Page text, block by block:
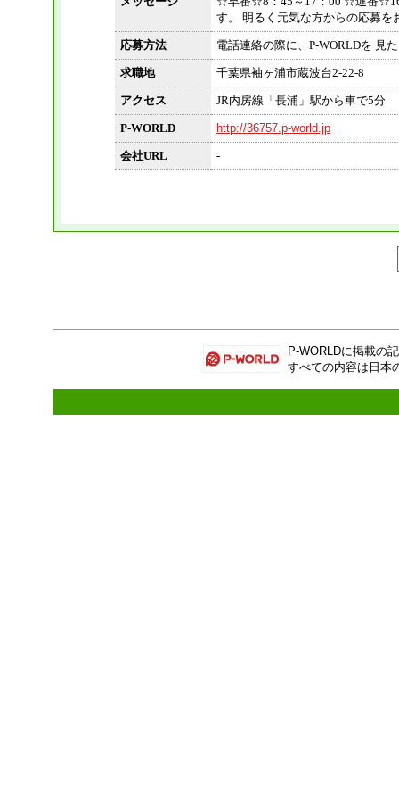
す。 明るく元気な方からの応募を
応募方法 電話連絡の際に、P-WORLDを 見
求職地 千葉県袖ヶ浦市蔵波台2-22-8
アクセス JR内房線「長浦」駅から車で5分
P-WORLD http://36757.p-world.jp
会社URL -
P-WORLDに掲載の
すべての内容は日本